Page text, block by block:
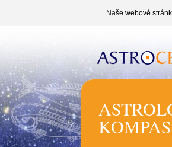
Naše webové
KOMPAS